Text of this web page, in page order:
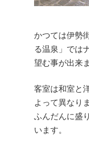
かつては伊勢
る温泉」では
望む事が出来
客室は和室と
よって異なり
ふんだんに盛
います。